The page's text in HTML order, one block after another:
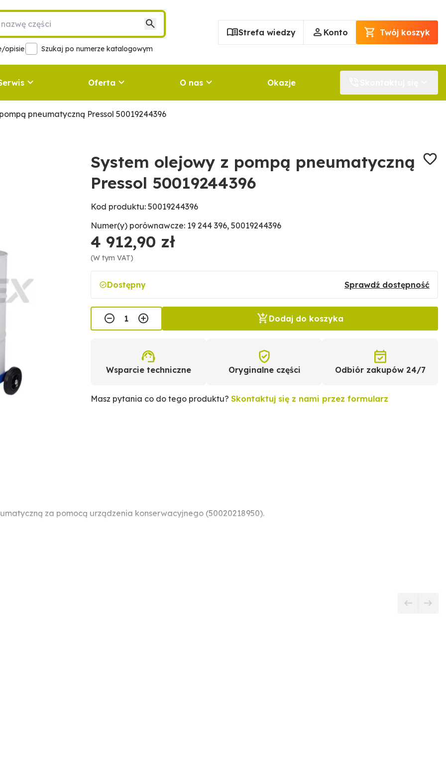
opisie Szukaj po numerze katalogowym
Strefa wiedzy Konto Twój koszyk
Oferta O nas Okazje
pneumatyczną Pressol 50019244396
System olejowy z pompą pneumatyczną
Pressol 50019244396
Kod produktu: 50019244396
Numer(y) porównawcze: 19 244 396, 50019244396
4 912,90 zł
(W tym VAT)
Dostępny Sprawdź dostępność
Dodaj do koszyka
Wsparcie techniczne Oryginalne części Odbiór zakupów 24/7
Masz pytania co do tego produktu?Skontaktuj się z nami przez formularz
za pomocą urządzenia konserwacyjnego (50020218950).
ustnikiem zapobiegającym kapaniu, ręcznie zamykanym i złączem obrotowym